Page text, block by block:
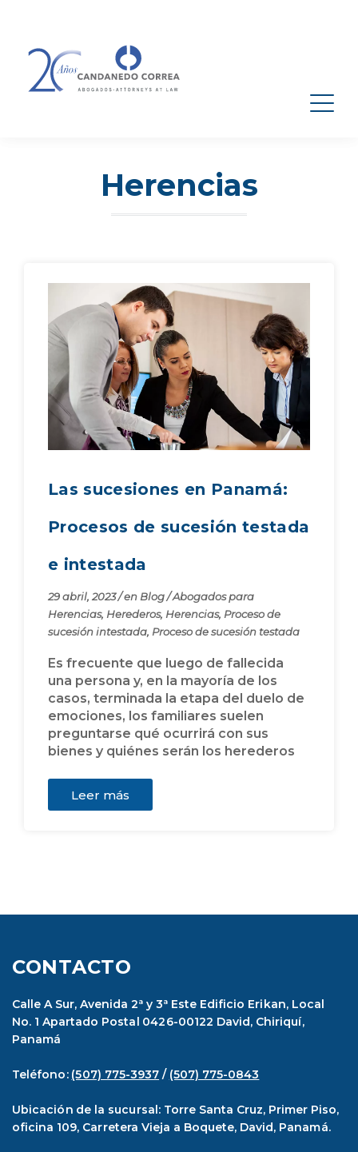
Herencias
Las sucesiones en Panamá:
Procesos de sucesión testada
e intestada
29 abril, 2023/en Blog/Abogados para
Herencias, Herederos, Herencias, Proceso de
sucesión intestada, Proceso de sucesión testada
Es frecuente que luego de fallecida
una persona y, en la mayoría de los
casos, terminada la etapa del duelo de
emociones, los familiares suelen
preguntarse qué ocurrirá con sus
bienes y quiénes serán los herederos
Leer más
CONTACTO
Calle A Sur, Avenida 2ª y 3ª Este Edificio Erikan, Local
No. 1 Apartado Postal 0426-00122 David, Chiriquí,
Panamá
Teléfono: (507) 775-3937 / (507) 775-0843
Ubicación de la sucursal: Torre Santa Cruz, Primer Piso,
oficina 109, Carretera Vieja a Boquete, David, Panamá.